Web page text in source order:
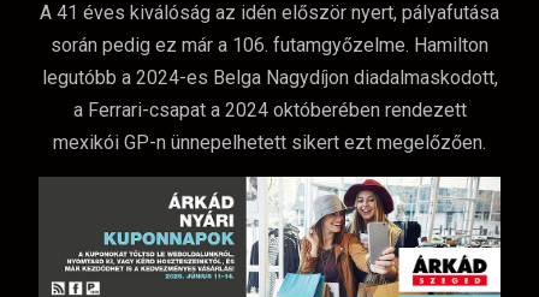
A 41 éves kiválóság az idén először nyert, pályafutása
során pedig ez már a 106. futamgyőzelme. Hamilton
legutóbb a 2024-es Belga Nagydíjon diadalmaskodott,
a Ferrari-csapat a 2024 októberében rendezett
mexikói GP-n ünnepelhetett sikert ezt megelőzően.